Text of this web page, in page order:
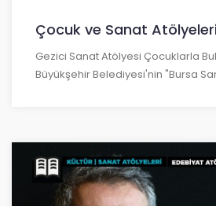
Çocuk ve Sanat Atölyeleri
Gezici Sanat Atölyesi Çocuklarla
Büyükşehir Belediyesi'nin "Bursa